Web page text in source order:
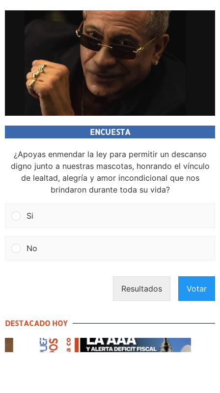
ENCUESTA
¿Apoyas enmendar la ley para permitir un descanso
digno junto a nuestras mascotas, honrando el vínculo
de lealtad, alegría y amor incondicional que nos
brindaron durante toda su vida?
Si
No
Resultados Votar
DESTACADO HOY